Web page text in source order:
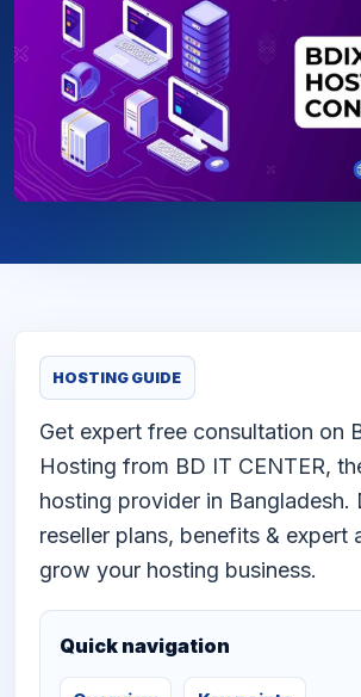
HOSTING GUIDE
Get expert free consultation on
Hosting from BD IT CENTER,
hosting provider in Bangladesh.
reseller plans, benefits & expert
grow your hosting business.
Quick navigation